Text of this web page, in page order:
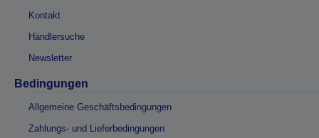
Kontakt
Händlersuche
Newsletter
Bedingungen
Allgemeine Geschäftsbedingungen
Zahlungs- und Lieferbedingungen